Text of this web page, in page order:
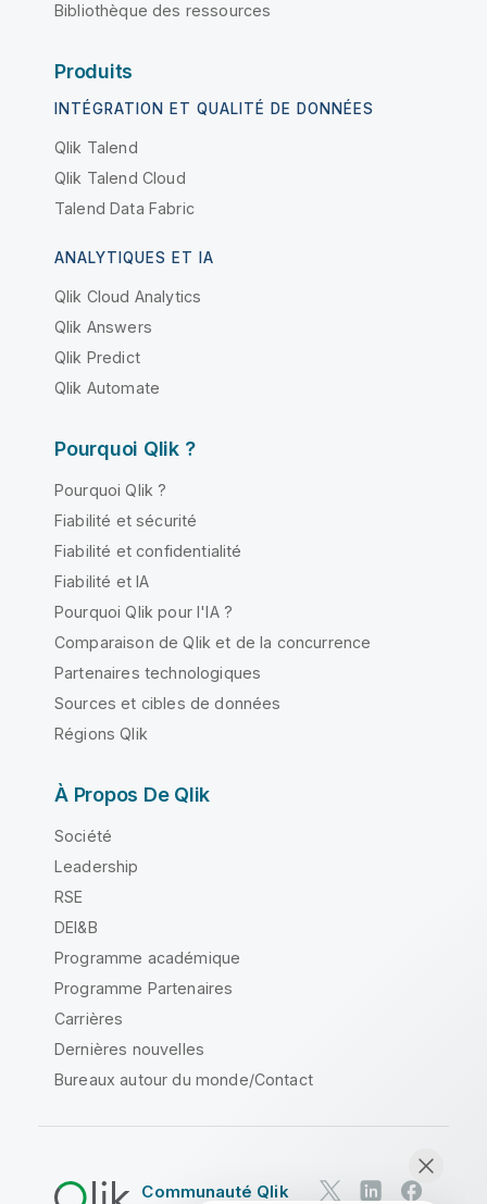
Bibliothèque des ressources
Produits
INTÉGRATION ET QUALITÉ DE DONNÉES
Qlik Talend
Qlik Talend Cloud
Talend Data Fabric
ANALYTIQUES ET IA
Qlik Cloud Analytics
Qlik Answers
Qlik Predict
Qlik Automate
Pourquoi Qlik ?
Pourquoi Qlik ?
Fiabilité et sécurité
Fiabilité et confidentialité
Fiabilité et IA
Pourquoi Qlik pour l'IA ?
Comparaison de Qlik et de la concurrence
Partenaires technologiques
Sources et cibles de données
Régions Qlik
À Propos De Qlik
Société
Leadership
RSE
DEI&B
Programme académique
Programme Partenaires
Carrières
Dernières nouvelles
Bureaux autour du monde/Contact
Communauté Qlik